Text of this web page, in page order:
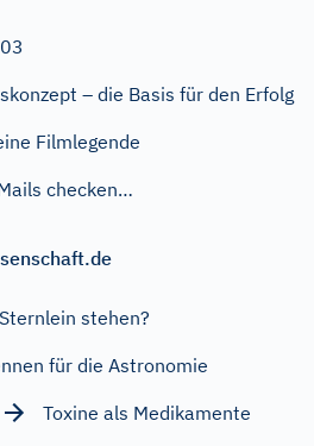
– die Basis für den Erfolg
Filmlegende
checken…
stehen?
für die Astronomie
Toxine als Medikamente